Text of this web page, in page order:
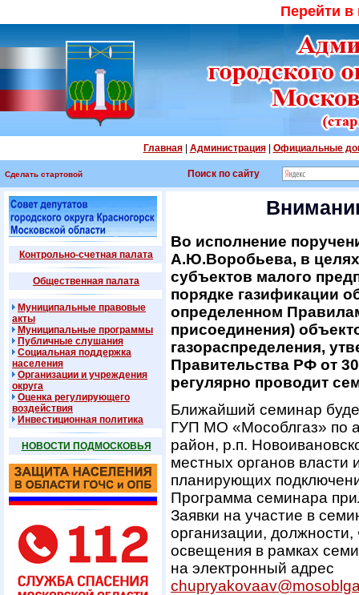
Перейти
Главная| Администрация| Официальные
Сделать стартовой Поиск по сайту
Контрольно-счетная палата
Общественная палата
Муниципальные правовые
акты
Муниципальные программы
Публичные слушания
Социальная поддержка
населения
Организации и учреждения
округа
Оценка регулирующего
воздействия
Инвестиционная политика
НОВОСТИ ПОДМОСКОВЬЯ
Во исполнение
А.Ю.Воробьева, в
субъектов малого
порядке газификации
определенном
присоединения)
газораспределения,
Правительства РФ от
регулярно проводит
Ближайший семинар
ГУП МО «Мособлгаз» по
район, р.п.
местных органов власти
планирующих
Программа семинара
Заявки на участие в
организации,
освещения в рамках
на электронный адрес